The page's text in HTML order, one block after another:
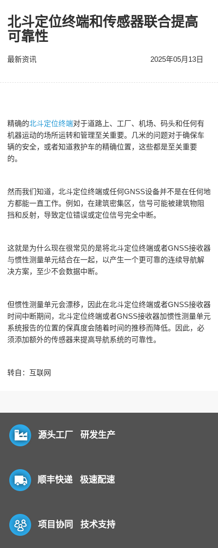
北斗定位终端和传感器联合提高
可靠性
最新资讯 2025年05月13日
精确的北斗定位终端对于道路上、工厂、机场、码头和任何有
机器运动的场所运转和管理至关重要。几米的问题对于确保车
辆的安全，或者知道救护车的精确位置，这些都是至关重要
的。
然而我们知道，北斗定位终端或任何GNSS设备并不是在任何地
方都能一直工作。例如，在建筑密集区，信号可能被建筑物阻
挡和反射，导致定位错误或定位信号完全中断。
这就是为什么现在很常见的是将北斗定位终端或者GNSS接收器
与惯性测量单元结合在一起，以产生一个更可靠的连续导航解
决方案，至少不会数据中断。
但惯性测量单元会漂移，因此在北斗定位终端或者GNSS接收器
时间中断期间，北斗定位终端或者GNSS接收器加惯性测量单元
系统报告的位置的保真度会随着时间的推移而降低。因此，必
须添加额外的传感器来提高导航系统的可靠性。
转自：互联网
源头工厂 研发生产
顺丰快递 极速配速
项目协同 技术支持